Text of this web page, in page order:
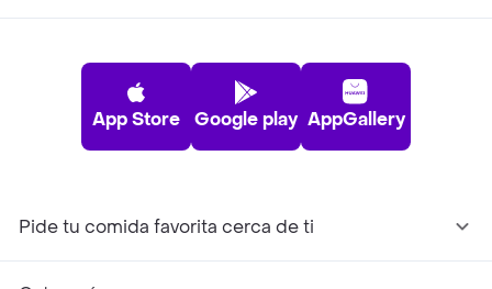
App Store Google play AppGallery
Pide tu comida favorita cerca de ti